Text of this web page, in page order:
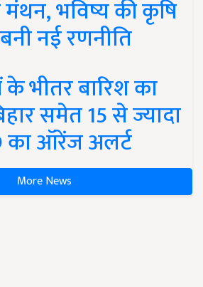
मंथन, भविष्य की कृषि
नई रणनीति
भीतर बारिश का
समेत 15 से ज्यादा
का ऑरेंज अलर्ट
More News